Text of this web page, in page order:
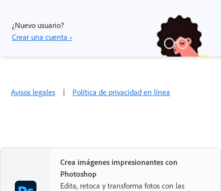
¿Nuevo usuario?
Crear una cuenta ›
Avisos legales | Política de privacidad en línea
Crea imágenes impresionantes con
Photoshop
Edita, retoca y transforma fotos con las